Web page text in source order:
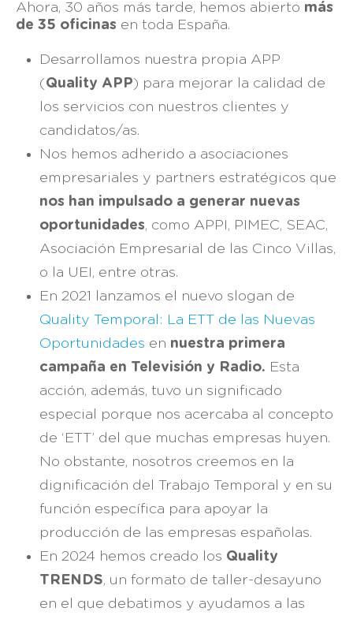
Ahora, 30 años más tarde, hemos abierto más
de 35 oficinas en toda España.
Desarrollamos nuestra propia APP
(Quality APP) para mejorar la calidad de
los servicios con nuestros clientes y
candidatos/as.
Nos hemos adherido a asociaciones
empresariales y partners estratégicos que
nos han impulsado a generar nuevas
oportunidades, como APPI, PIMEC, SEAC,
Asociación Empresarial de las Cinco Villas,
o la UEI, entre otras.
En 2021 lanzamos el nuevo slogan de
Quality Temporal: La ETT de las Nuevas
Oportunidades en nuestra primera
campaña en Televisión y Radio. Esta
acción, además, tuvo un significado
especial porque nos acercaba al concepto
de ‘ETT’ del que muchas empresas huyen.
No obstante, nosotros creemos en la
dignificación del Trabajo Temporal y en su
función específica para apoyar la
producción de las empresas españolas.
En 2024 hemos creado los Quality
TRENDS, un formato de taller-desayuno
en el que debatimos y ayudamos a las